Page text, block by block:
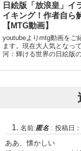
日絵版「放浪皇」イ
イキング！作者自ら
【MTG動画】
youtubeよりmtg動画をご
ます。現在大人気となっ
河：輝ける世界の日絵版の
youtubeにてメイキング動
名前:匿名 : 投稿日
ああ、懐かしい